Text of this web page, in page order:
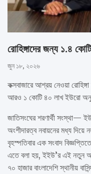
রোহিঙ্গাদের জন্য ১.৪
জুন ১৮, ২০২৬
কক্সবাজারে আশ্রয় নেওয়া
আরও ১ কোটি ৪০ লাখ ইউরো
জাতিসংঘের শরণার্থী সংস্থা—
অংশীদারত্ব নবায়নের মধ্য
বৃহস্পতিবার এক সংবাদ
এতে বলা হয়, ইইউ’র এই নতুন
৭০ হাজার বাংলাদেশি স্থানীয়